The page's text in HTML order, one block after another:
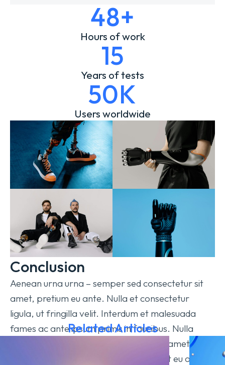
48+
Hours of work
15
Years of tests
50K
Users worldwide
Conclusion
Aenean urna urna – semper sed consectetur sit
amet, pretium eu ante. Nulla et consectetur
ligula, ut fringilla velit. Interdum et malesuada
fames ac ante ipsum primis in faucibus. Nulla
sagittis vel ante sit amet tempor. In sit amet
neque non tellus interdum tincidunt eget eu odio.
Related Articles